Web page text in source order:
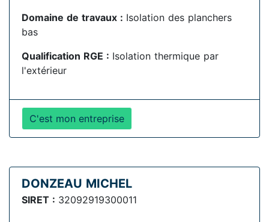
Domaine de travaux : Isolation des planchers
bas
Qualification RGE : Isolation thermique par
l'extérieur
C'est mon entreprise
DONZEAU MICHEL
SIRET : 32092919300011